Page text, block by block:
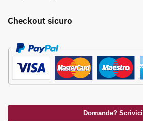
Checkout sicuro
Domande? Scrivici